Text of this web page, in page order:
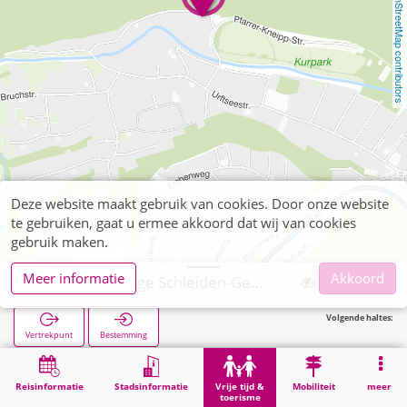
OpenStreetMap contributors
Reisinformatie Stadsinformatie
Vrije tijd &
toerisme
Mobiliteit meer
Vertrekpunt Bestemming
Volgende haltes:
Vrije tijd & toerisme Bezienswaardigheid Jugendherberge Schleiden-Gemünd
Deze website maakt gebruik van cookies. Door onze website
te gebruiken, gaat u ermee akkoord dat wij van cookies
gebruik maken.
Meer informatie
Akkoord